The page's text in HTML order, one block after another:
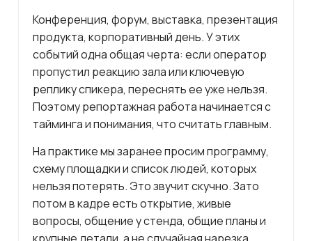
Конференция, форум, выставка, презентация
продукта, корпоративный день. У этих
событий одна общая черта: если оператор
пропустил реакцию зала или ключевую
реплику спикера, переснять ее уже нельзя.
Поэтому репортажная работа начинается с
тайминга и понимания, что считать главным.
На практике мы заранее просим программу,
схему площадки и список людей, которых
нельзя потерять. Это звучит скучно. Зато
потом в кадре есть открытие, живые
вопросы, общение у стенда, общие планы и